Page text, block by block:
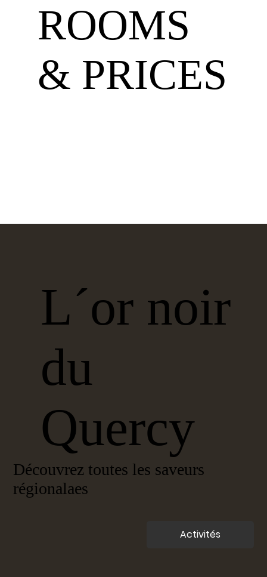
ROOMS
& PRICES
Activités
L´or noir
du
Quercy
Découvrez toutes les saveurs
régionalaes